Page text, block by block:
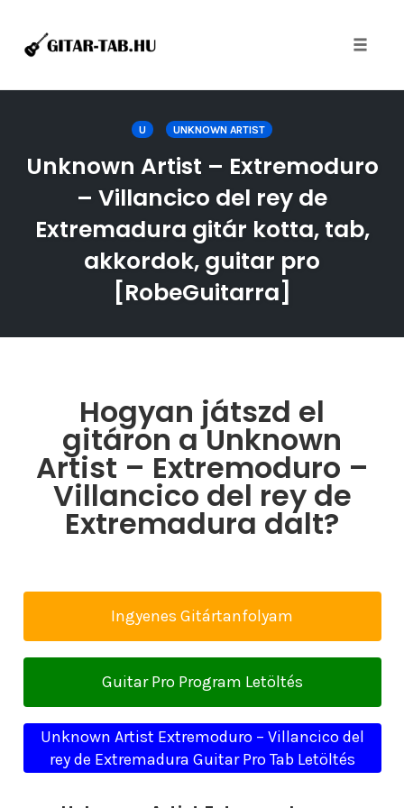
U UNKNOWN ARTIST
Unknown Artist – Extremoduro
– Villancico del rey de
Extremadura gitár kotta, tab,
akkordok, guitar pro
[RobeGuitarra]
Hogyan játszd el
gitáron a Unknown
Artist – Extremoduro –
Villancico del rey de
Extremadura dalt?
Ingyenes Gitártanfolyam
Guitar Pro Program Letöltés
Unknown Artist Extremoduro – Villancico del
rey de Extremadura Guitar Pro Tab Letöltés